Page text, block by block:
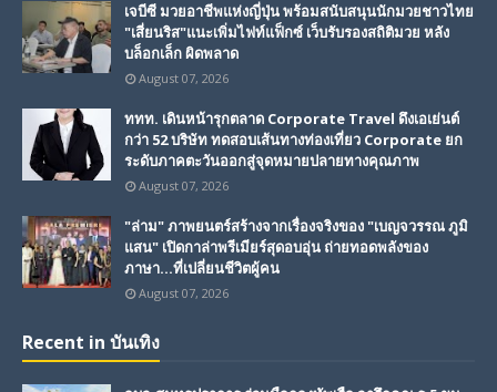
เจบีซี มวยอาชีพแห่งญี่ปุ่น พร้อมสนับสนุนนักมวยชาวไทย
"เสี่ยนริส"แนะเพิ่มไฟท์แฟ็กซ์ เว็บรับรองสถิติมวย หลัง
บล็อกเล็ก ผิดพลาด
August 07, 2026
ททท. เดินหน้ารุกตลาด Corporate Travel ดึงเอเย่นต์
กว่า 52 บริษัท ทดสอบเส้นทางท่องเที่ยว Corporate ยก
ระดับภาคตะวันออกสู่จุดหมายปลายทางคุณภาพ
August 07, 2026
"ล่าม" ภาพยนตร์สร้างจากเรื่องจริงของ "เบญจวรรณ ภูมิ
แสน" เปิดกาล่าพรีเมียร์สุดอบอุ่น ถ่ายทอดพลังของ
ภาษา...ที่เปลี่ยนชีวิตผู้คน
August 07, 2026
Recent in บันเทิง